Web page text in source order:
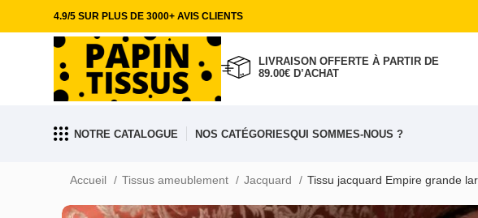
4.9/5 SUR PLUS DE 3000+ AVIS CLIENTS
LIVRAISON OFFERTE À PARTIR DE
89.00€ D’ACHAT
NOTRE CATALOGUE NOS CATÉGORIESQUI SOMMES-NOUS ?
Accueil Tissus ameublement Jacquard Tissu jacquard Empire grande